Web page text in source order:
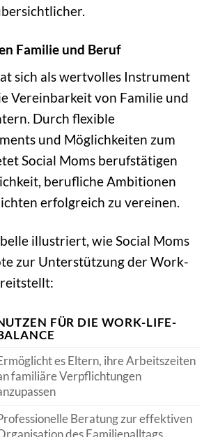
Familie und Beruf
sich als wertvolles Instrument
Vereinbarkeit von Familie und
Durch flexible
und Möglichkeiten zum
Social Moms berufstätigen
berufliche Ambitionen
erfolgreich zu vereinen.
illustriert, wie Social Moms
zur Unterstützung der Work-
FÜR DIE WORK-LIFE-
es Eltern, ihre Arbeitszeiten
familiäre Verpflichtungen
Beratung zur effektiven
des Familienalltags